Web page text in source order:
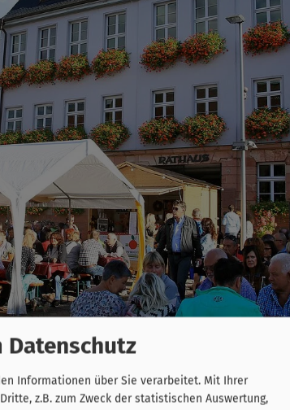
Datenschutz
Informationen über Sie verarbeitet. Mit Ihrer
z.B. zum Zweck der statistischen Auswertung,